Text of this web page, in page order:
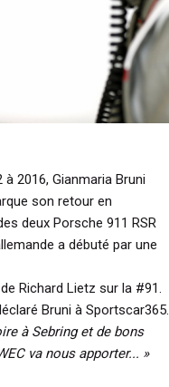
2016, Gianmaria Bruni
son retour en
deux Porsche 911 RSR
a débuté par une
Richard Lietz sur la #91.
Bruni à Sportscar365.
à Sebring et de bons
va nous apporter... »